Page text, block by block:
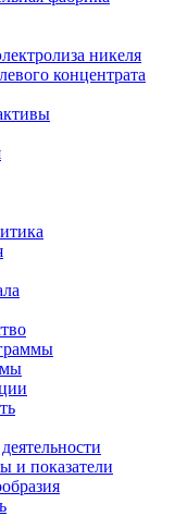
никеля
концентрата
и показатели